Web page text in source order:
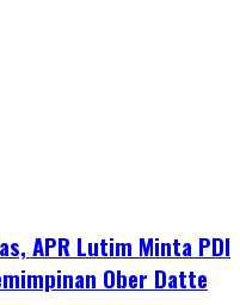
APR Lutim Minta PDI
Ober Datte